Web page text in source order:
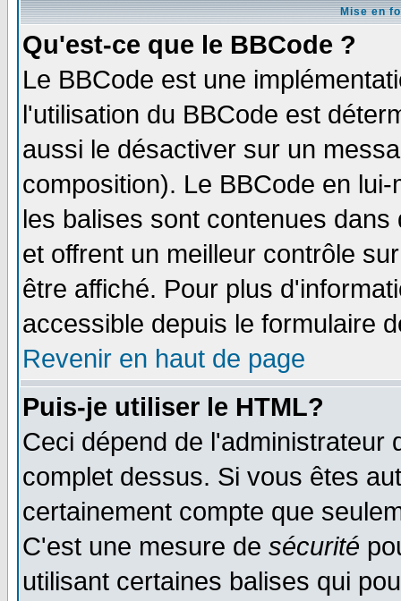
Mise en
Qu'est-ce que le BBCode ?
Le BBCode est une
l'utilisation du BBCode est
aussi le désactiver sur un
composition). Le BBCode en
les balises sont contenues
et offrent un meilleur contrôle
être affiché. Pour plus
accessible depuis le formulaire
Revenir en haut de page
Puis-je utiliser le HTML?
Ceci dépend de l'administrateur
complet dessus. Si vous êtes
certainement compte que
C'est une mesure de sécurité
utilisant certaines balises qui